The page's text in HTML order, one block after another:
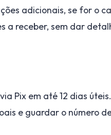
adicionais, se for o
a receber, sem dar
Pix em até 12 dias
e guardar o número